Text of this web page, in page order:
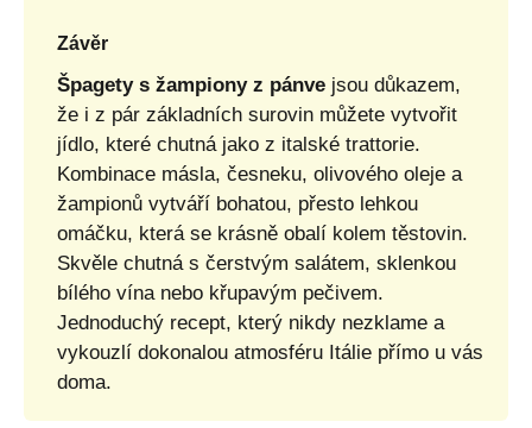
Závěr
Špagety s žampiony z pánve jsou důkazem,
že i z pár základních surovin můžete vytvořit
jídlo, které chutná jako z italské trattorie.
Kombinace másla, česneku, olivového oleje a
žampionů vytváří bohatou, přesto lehkou
omáčku, která se krásně obalí kolem těstovin.
Skvěle chutná s čerstvým salátem, sklenkou
bílého vína nebo křupavým pečivem.
Jednoduchý recept, který nikdy nezklame a
vykouzlí dokonalou atmosféru Itálie přímo u vás
doma.